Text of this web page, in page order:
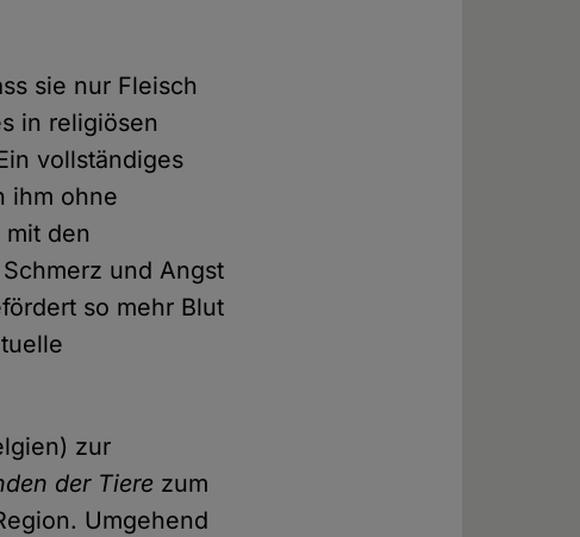
sie nur Fleisch
in religiösen
vollständiges
ihm ohne
den
und Angst
so mehr Blut
zur
der Tiere zum
Umgehend